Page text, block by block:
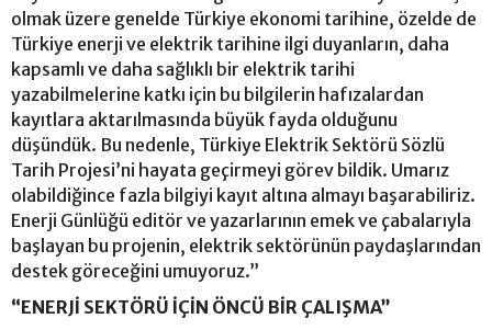
olmak üzere genelde Türkiye ekonomi tarihine, özelde de
Türkiye enerji ve elektrik tarihine ilgi duyanların, daha
kapsamlı ve daha sağlıklı bir elektrik tarihi
yazabilmelerine katkı için bu bilgilerin hafızalardan
kayıtlara aktarılmasında büyük fayda olduğunu
düşündük. Bu nedenle, Türkiye Elektrik Sektörü Sözlü
Tarih Projesi’ni hayata geçirmeyi görev bildik. Umarız
olabildiğince fazla bilgiyi kayıt altına almayı başarabiliriz.
Enerji Günlüğü editör ve yazarlarının emek ve çabalarıyla
başlayan bu projenin, elektrik sektörünün paydaşlarından
destek göreceğini umuyoruz.”
“ENERJİ SEKTÖRÜ İÇİN ÖNCÜ BİR ÇALIŞMA”